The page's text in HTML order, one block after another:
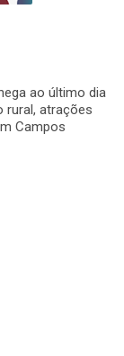
ao último dia
rural, atrações
Campos